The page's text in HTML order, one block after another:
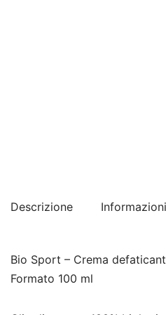
Descrizione
Bio Sport – Crema
Formato 100 ml